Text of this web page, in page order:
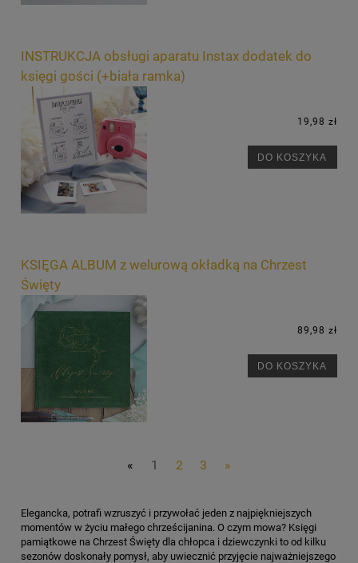
INSTRUKCJA obsługi aparatu Instax dodatek do
księgi gości (+biała ramka)
19,98 zł
DO KOSZYKA
KSIĘGA ALBUM z welurową okładką na Chrzest
Święty
89,98 zł
DO KOSZYKA
« 1 2 3 »
Elegancka, potrafi wzruszyć i przywołać jeden z najpiękniejszych
momentów w życiu małego chrześcijanina. O czym mowa? Księgi
pamiątkowe na Chrzest Święty dla chłopca i dziewczynki to od kilku
sezonów doskonały pomysł, aby uwiecznić przyjęcie najważniejszego